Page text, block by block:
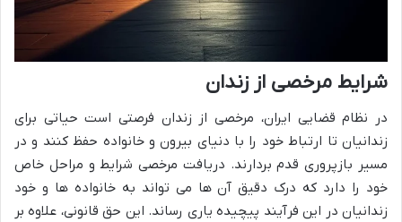
شرایط مرخصی از زندان
در نظام قضایی ایران، مرخصی از زندان فرصتی است حیاتی برای
زندانیان تا ارتباط خود را با دنیای بیرون و خانواده حفظ کنند و در
مسیر بازپروری قدم بردارند. دریافت مرخصی شرایط و مراحل خاص
خود را دارد که درک دقیق آن ها می تواند به خانواده ها و خود
زندانیان در این فرآیند پیچیده یاری رساند. این حق قانونی، علاوه بر